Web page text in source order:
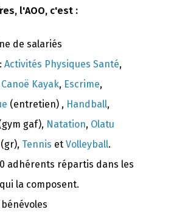
l'AOO, c'est :
de salariés
Activités Physiques Santé,
Canoë Kayak, Escrime,
(entretien) , Handball,
gaf), Natation, Olatu
(gr), Tennis et Volleyball.
adhérents répartis dans les
la composent.
bénévoles